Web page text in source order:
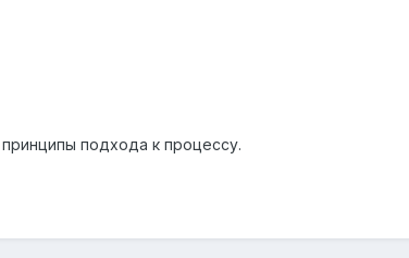
подхода к процессу.